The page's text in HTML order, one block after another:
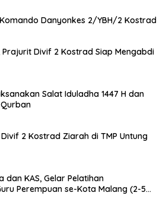
Danyonkes 2/YBH/2 Kostrad
Prajurit Divif 2 Kostrad Siap Mengabdi
Salat Iduladha 1447 H dan
2 Kostrad Ziarah di TMP Untung
dan KAS, Gelar Pelatihan
Perempuan se-Kota Malang (2-5